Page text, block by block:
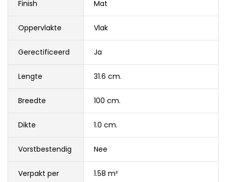
Finish Mat
Oppervlakte Vlak
Gerectificeerd Ja
Lengte 31.6 cm.
Breedte 100 cm.
Dikte 1.0 cm.
Vorstbestendig Nee
Verpakt per 1.58 m²